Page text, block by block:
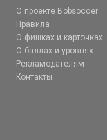
О проекте Bobsoccer
Правила
О фишках и карточках
О баллах и уровнях
Рекламодателям
Контакты